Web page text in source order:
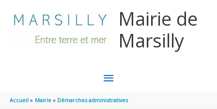
Mairie de
Marsilly
MENU
PRINCIPAL
Accueil Mairie Démarches administratives